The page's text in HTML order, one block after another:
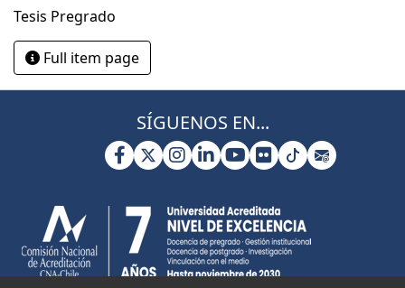
Tesis Pregrado
Full item page
SÍGUENOS EN...